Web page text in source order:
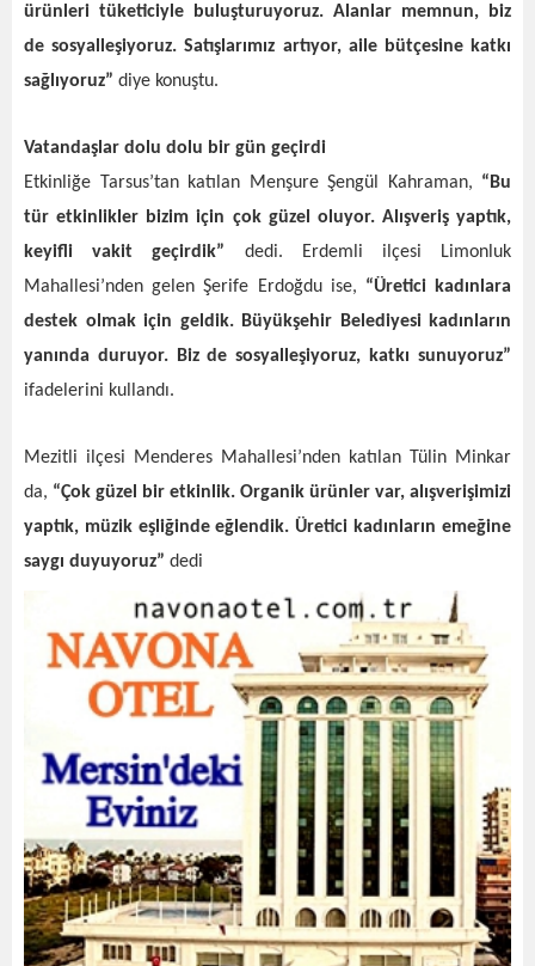
ürünleri tüketiciyle buluşturuyoruz. Alanlar memnun, biz
de sosyalleşiyoruz. Satışlarımız artıyor, aile bütçesine katkı
sağlıyoruz” diye konuştu.
Vatandaşlar dolu dolu bir gün geçirdi
Etkinliğe Tarsus’tan katılan Menşure Şengül Kahraman, “Bu
tür etkinlikler bizim için çok güzel oluyor. Alışveriş yaptık,
keyifli vakit geçirdik” dedi. Erdemli ilçesi Limonluk
Mahallesi’nden gelen Şerife Erdoğdu ise, “Üretici kadınlara
destek olmak için geldik. Büyükşehir Belediyesi kadınların
yanında duruyor. Biz de sosyalleşiyoruz, katkı sunuyoruz”
ifadelerini kullandı.
Mezitli ilçesi Menderes Mahallesi’nden katılan Tülin Minkar
da, “Çok güzel bir etkinlik. Organik ürünler var, alışverişimizi
yaptık, müzik eşliğinde eğlendik. Üretici kadınların emeğine
saygı duyuyoruz” dedi